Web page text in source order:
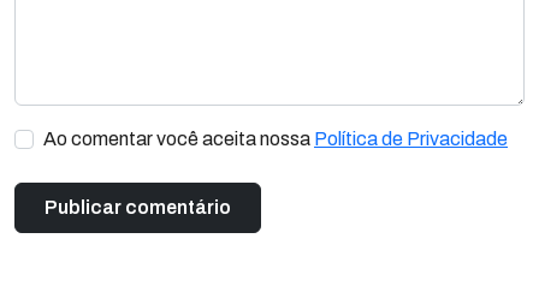
Ao comentar você aceita nossa Política de Privacidade